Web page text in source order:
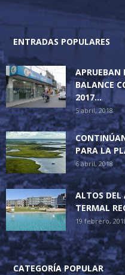
ENTRADAS POPULARES
APRUEBAN
BALANCE
2017...
5 abril, 2018
PARA LA
6 abril, 2018
ALTOS DEL
TERMAL
19 febrero,
CATEGORÍA POPULAR